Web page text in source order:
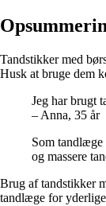
Tandstikker med
Husk at bruge dem
Jeg har brugt
– Anna, 35 år
Som tandlæge
og massere
Brug af tandstikker
tandlæge for